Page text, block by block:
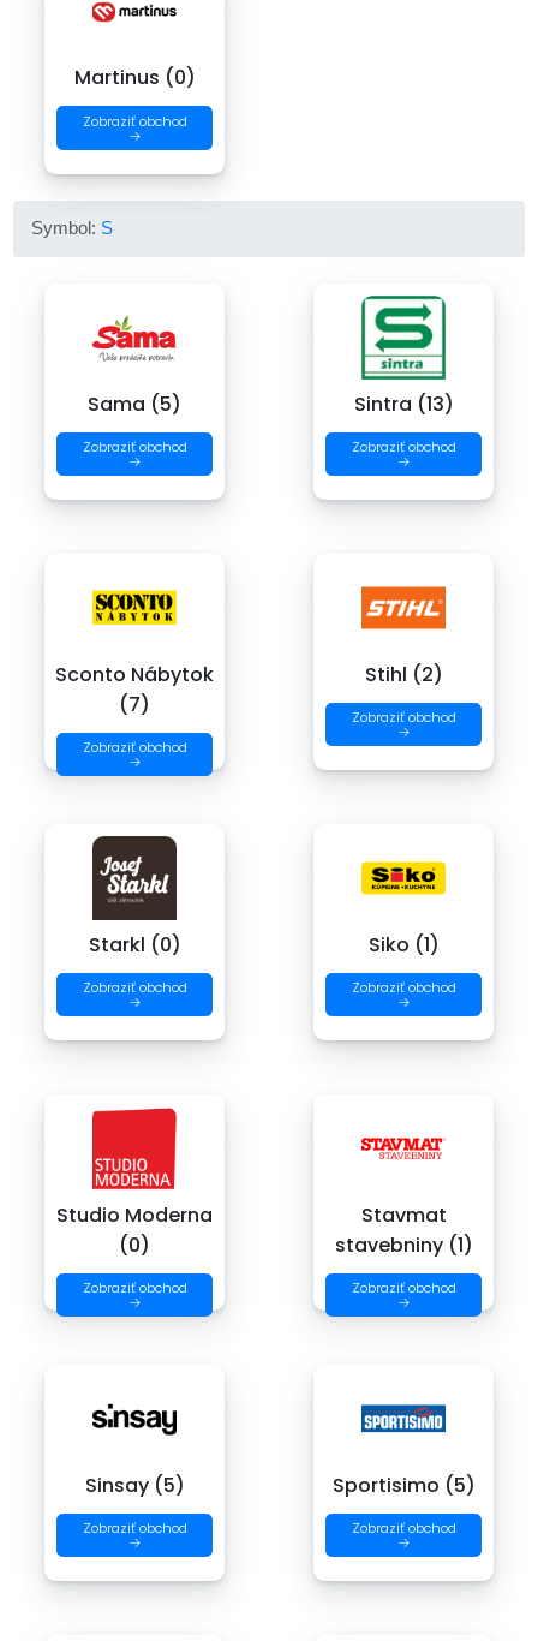
Martinus (0)
Zobraziť obchod
→
Symbol: S
Sama (5)
Zobraziť obchod
→
Sintra (13)
Zobraziť obchod
→
Sconto Nábytok
(7)
Zobraziť obchod
→
Stihl (2)
Zobraziť obchod
→
Starkl (0)
Zobraziť obchod
→
Siko (1)
Zobraziť obchod
→
Studio Moderna
(0)
Zobraziť obchod
→
Stavmat
stavebniny (1)
Zobraziť obchod
→
Sinsay (5)
Zobraziť obchod
→
Sportisimo (5)
Zobraziť obchod
→